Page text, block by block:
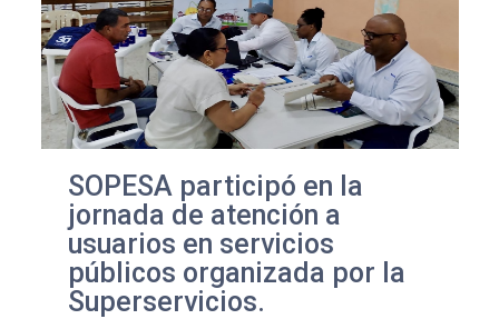
SOPESA participó en la
jornada de atención a
usuarios en servicios
públicos organizada por la
Superservicios.